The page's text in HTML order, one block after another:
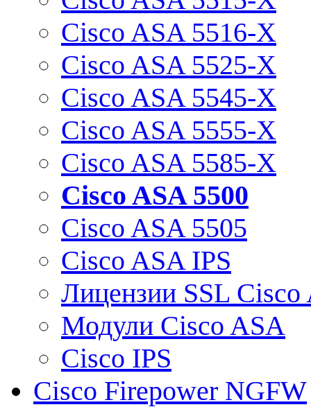
Cisco ASA 5516-X
Cisco ASA 5525-X
Cisco ASA 5545-X
Cisco ASA 5555-X
Cisco ASA 5585-X
Cisco ASA 5500
Cisco ASA 5505
Cisco ASA IPS
Лицензии SSL Cisco
Модули Cisco ASA
Cisco IPS
Cisco Firepower NGFW